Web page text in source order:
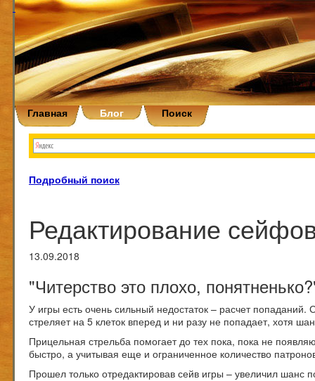
Главная Блог Поиск
Подробный поиск
Редактирование
13.09.2018
"Читерство это плохо,
У игры есть очень сильный недостаток – расчет
стреляет на 5 клеток вперед и ни разу не попадает, хотя
Прицельная стрельба помогает до тех пока, пока не
быстро, а учитывая еще и ограниченное количество
Прошел только отредактировав сейв игры – увеличил шанс